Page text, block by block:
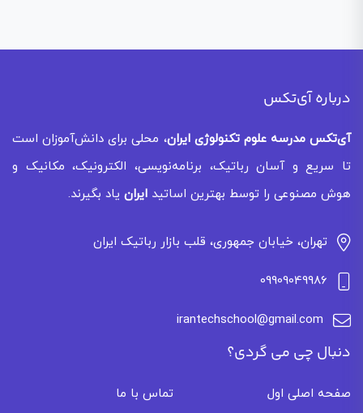
درباره آی‌تکس
آی‌تکس مدرسه علوم تکنولوژی ایران، محلی برای دانش‌آموزان است
تا سریع و آسان رباتیک، برنامه‌نویسی، الکترونیک، مکانیک و
هوش مصنوعی را توسط بهترین اساتید ایران یاد بگیرند.
تهران، خیابان جمهوری، قلب بازار رباتیک ایران
09909049986
irantechschool@gmail.com
دنبال چی می گردی؟
صفحه اصلی اول
تماس با ما